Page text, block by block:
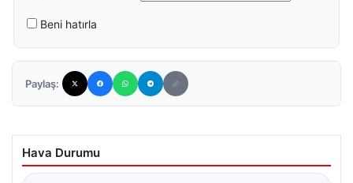
Beni hatırla
Paylaş:
Hava Durumu